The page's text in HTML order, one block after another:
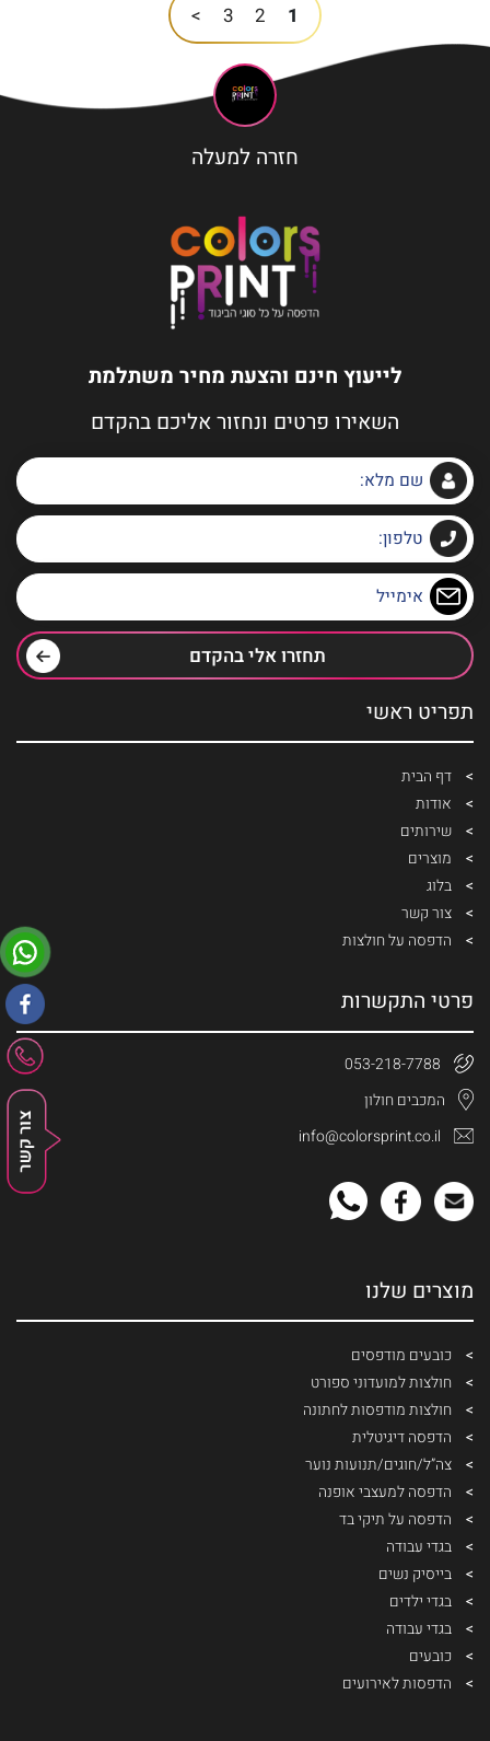
1
2
3
>
חזרה למעלה
לייעוץ חינם והצעת מחיר משתלמת
השאירו פרטים ונחזור אליכם בהקדם
תחזרו אלי בהקדם
תפריט ראשי
דף הבית
אודות
שירותים
מוצרים
בלוג
צור קשר
הדפסה על חולצות
מוצרים שלנו
כובעים מודפסים
חולצות למועדוני ספורט
חולצות מודפסות לחתונה
הדפסה דיגיטלית
צה”ל/חוגים/תנועות נוער
הדפסה למעצבי אופנה
הדפסה על תיקי בד
בגדי עבודה
בייסיק נשים
בגדי ילדים
בגדי עבודה
כובעים
הדפסות לאירועים
פרטי התקשרות
053-218-7788
המכבים חולון
info@colorsprint.co.il